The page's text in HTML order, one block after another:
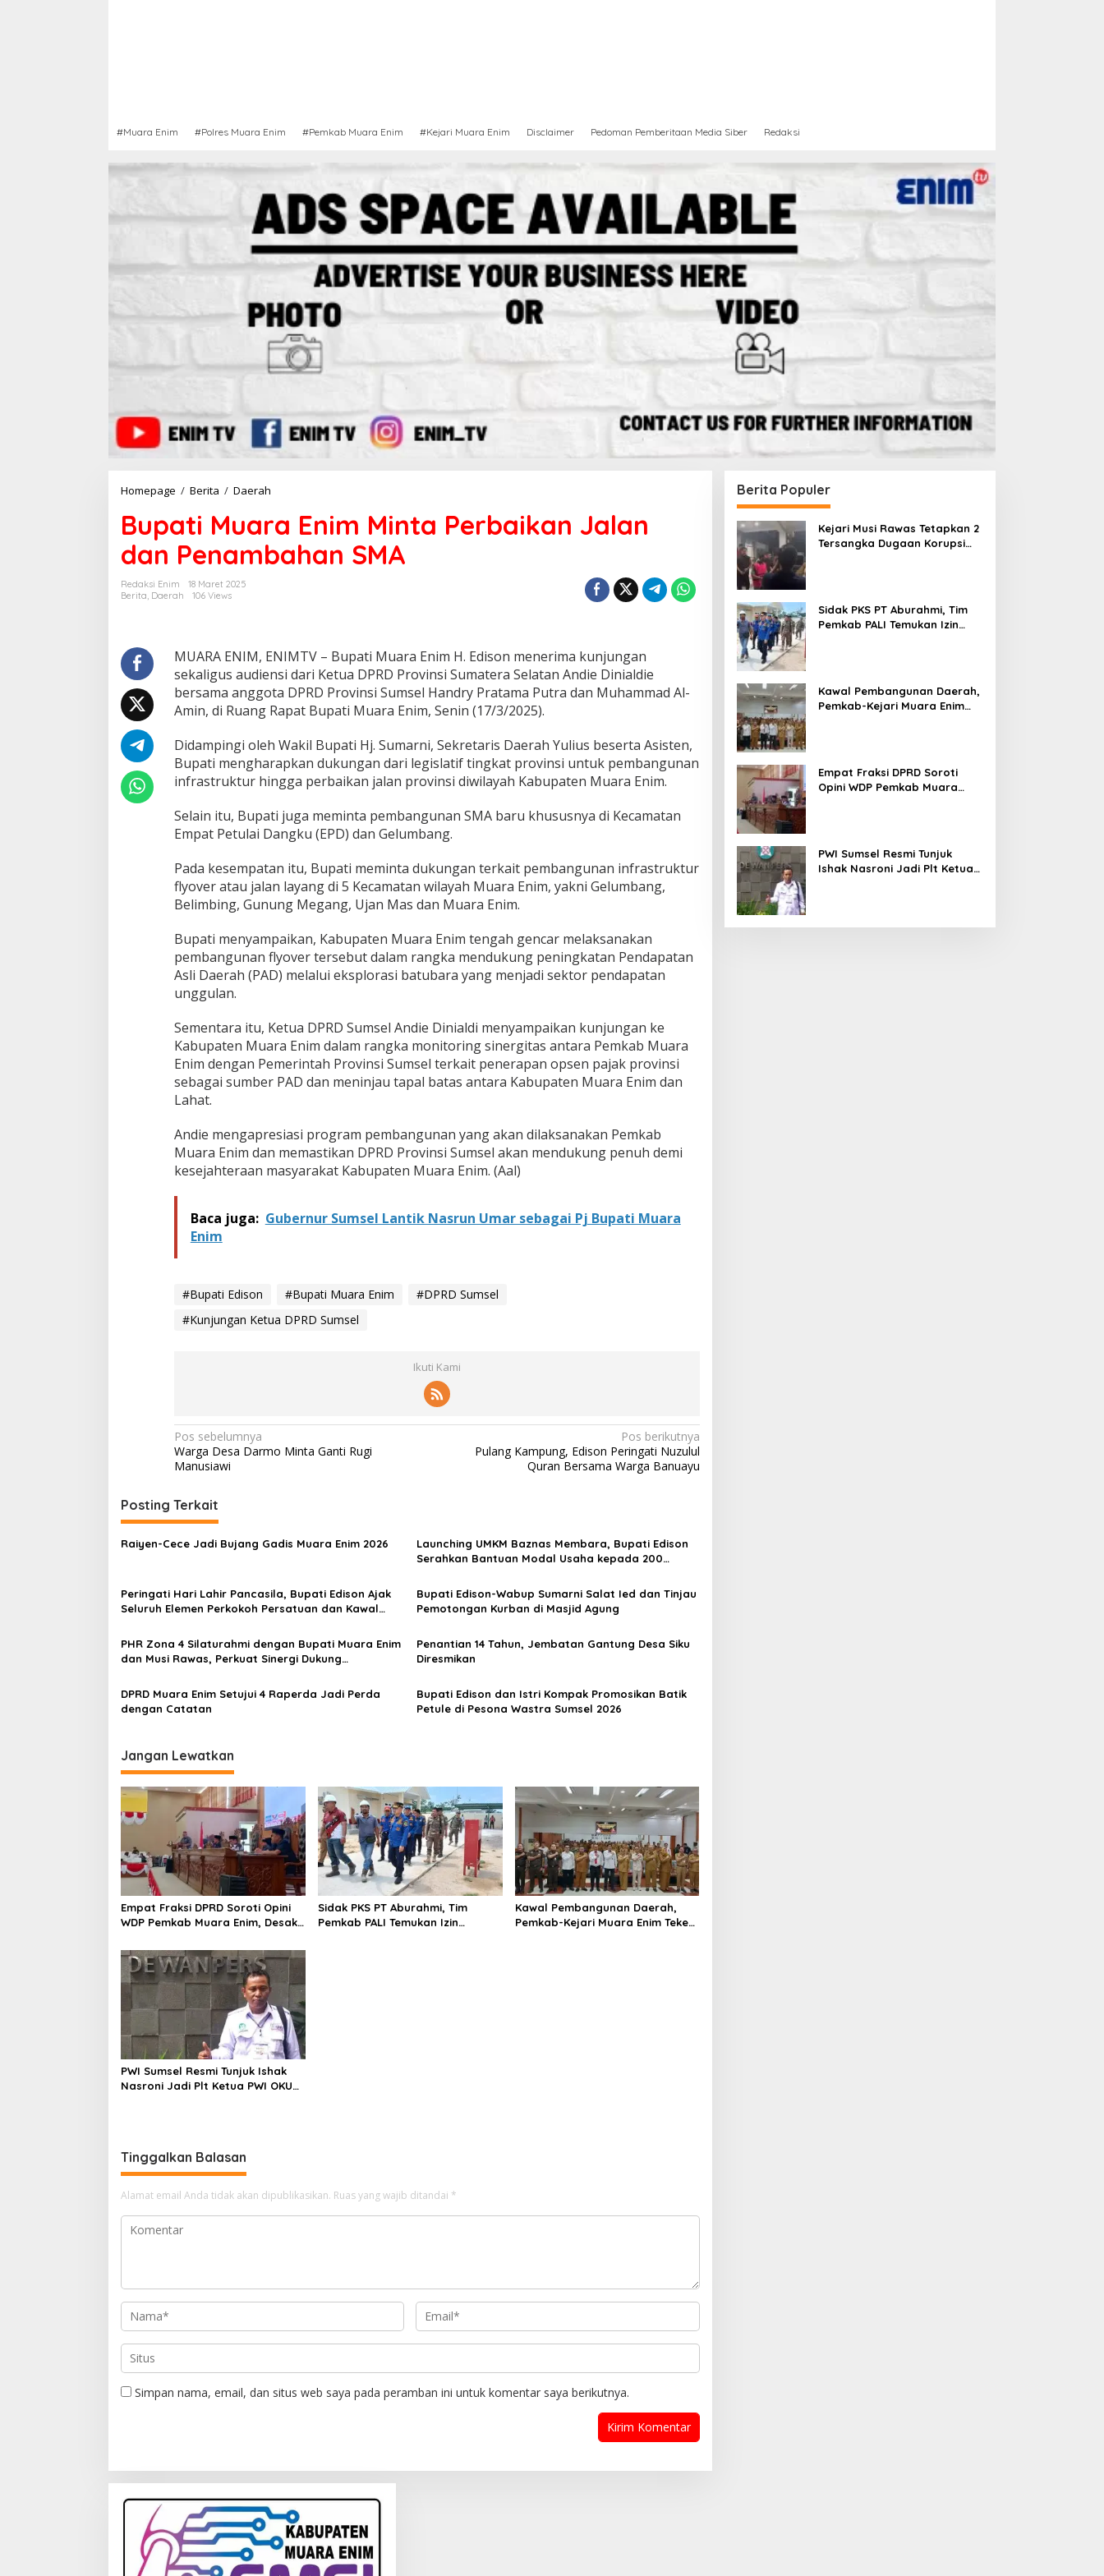
#Muara Enim #Polres Muara Enim #Pemkab Muara Enim #Kejari Muara Enim Disclaimer Pedoman Pemberitaan Media Siber Redaksi
Homepage / Berita / Daerah
p
a
t
i
E
i
m
M
n
a
P
r
b
k
a
n
a
l
a
n
n
P
e
n
a
h
a
n
A
Bupati Muara Enim Minta Perbaikan Jalan
dan Penambahan SMA
Redaksi Enim
18 Maret 2025
Berita Daerah 106 Views
MUARA ENIM, ENIMTV – Bupati Muara Enim H. Edison menerima kunjungan
sekaligus audiensi dari Ketua DPRD Provinsi Sumatera Selatan Andie Dinialdie
bersama anggota DPRD Provinsi Sumsel Handry Pratama Putra dan Muhammad Al-
Amin, di Ruang Rapat Bupati Muara Enim, Senin (17/3/2025).
Didampingi oleh Wakil Bupati Hj. Sumarni, Sekretaris Daerah Yulius beserta Asisten,
Bupati mengharapkan dukungan dari legislatif tingkat provinsi untuk pembangunan
infrastruktur hingga perbaikan jalan provinsi diwilayah Kabupaten Muara Enim.
Selain itu, Bupati juga meminta pembangunan SMA baru khususnya di Kecamatan
Empat Petulai Dangku (EPD) dan Gelumbang.
Pada kesempatan itu, Bupati meminta dukungan terkait pembangunan infrastruktur
flyover atau jalan layang di 5 Kecamatan wilayah Muara Enim, yakni Gelumbang,
Belimbing, Gunung Megang, Ujan Mas dan Muara Enim.
Bupati menyampaikan, Kabupaten Muara Enim tengah gencar melaksanakan
pembangunan flyover tersebut dalam rangka mendukung peningkatan Pendapatan
Asli Daerah (PAD) melalui eksplorasi batubara yang menjadi sektor pendapatan
unggulan.
Sementara itu, Ketua DPRD Sumsel Andie Dinialdi menyampaikan kunjungan ke
Kabupaten Muara Enim dalam rangka monitoring sinergitas antara Pemkab Muara
Enim dengan Pemerintah Provinsi Sumsel terkait penerapan opsen pajak provinsi
sebagai sumber PAD dan meninjau tapal batas antara Kabupaten Muara Enim dan
Lahat.
Andie mengapresiasi program pembangunan yang akan dilaksanakan Pemkab
Muara Enim dan memastikan DPRD Provinsi Sumsel akan mendukung penuh demi
kesejahteraan masyarakat Kabupaten Muara Enim. (Aal)
Baca juga: Gubernur Sumsel Lantik Nasrun Umar sebagai Pj Bupati Muara
Enim
#Bupati Edison #Bupati Muara Enim
#DPRD Sumsel
#Kunjungan Ketua DPRD Sumsel
Ikuti Kami
N
a
i
g
a
i
o
s
Pos sebelumnya
Warga Desa Darmo Minta Ganti Rugi
Manusiawi
Pos berikutnya
Pulang Kampung, Edison Peringati Nuzulul
Quran Bersama Warga Banuayu
Posting Terkait
Raiyen-Cece Jadi Bujang Gadis Muara Enim 2026
Launching UMKM Baznas Membara, Bupati Edison
Serahkan Bantuan Modal Usaha kepada 200
Peringati Hari Lahir Pancasila, Bupati Edison Ajak
Seluruh Elemen Perkokoh Persatuan dan Kawal
Bupati Edison-Wabup Sumarni Salat Ied dan Tinjau
Pemotongan Kurban di Masjid Agung
PHR Zona 4 Silaturahmi dengan Bupati Muara Enim
dan Musi Rawas, Perkuat Sinergi Dukung
Penantian 14 Tahun, Jembatan Gantung Desa Siku
Diresmikan
DPRD Muara Enim Setujui 4 Raperda Jadi Perda
dengan Catatan
Bupati Edison dan Istri Kompak Promosikan Batik
Petule di Pesona Wastra Sumsel 2026
Jangan Lewatkan
Empat Fraksi DPRD Soroti Opini
WDP Pemkab Muara Enim, Desak
Sidak PKS PT Aburahmi, Tim
Pemkab PALI Temukan Izin
Kawal Pembangunan Daerah,
Pemkab-Kejari Muara Enim Teken
PWI Sumsel Resmi Tunjuk Ishak
Nasroni Jadi Plt Ketua PWI OKU
Tinggalkan Balasan
Alamat email Anda tidak akan dipublikasikan. Ruas yang wajib ditandai *
Simpan nama, email, dan situs web saya pada peramban ini untuk komentar saya berikutnya.
Berita Populer
Kejari Musi Rawas Tetapkan 2
Tersangka Dugaan Korupsi
Sidak PKS PT Aburahmi, Tim
Pemkab PALI Temukan Izin
Kawal Pembangunan Daerah,
Pemkab-Kejari Muara Enim
Empat Fraksi DPRD Soroti
Opini WDP Pemkab Muara
PWI Sumsel Resmi Tunjuk
Ishak Nasroni Jadi Plt Ketua